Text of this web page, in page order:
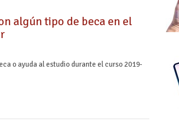
algún tipo de beca en el
o ayuda al estudio durante el curso 2019-